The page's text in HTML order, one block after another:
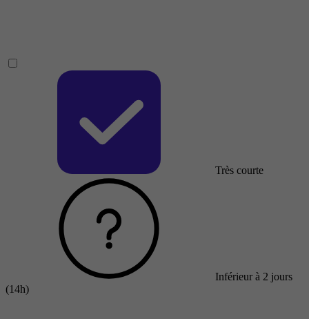
Très courte
Inférieur à 2 jours
(14h)